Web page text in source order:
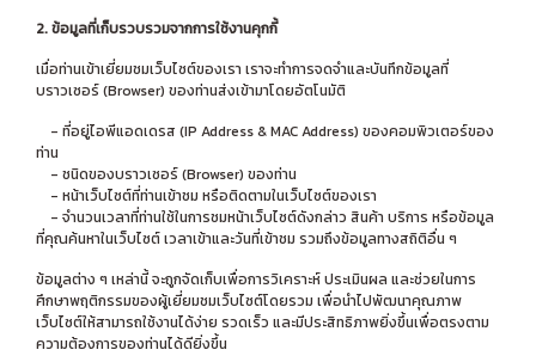
2. ข้อมูลที่เก็บรวบรวมจากการใช้งานคุกกี้
เมื่อท่านเข้าเยี่ยมชมเว็บไซต์ของเรา เราจะทำการจดจำและบันทึกข้อมูลที่
บราวเซอร์ (Browser) ของท่านส่งเข้ามาโดยอัตโนมัติ
- ที่อยู่ไอพีแอดเดรส (IP Address & MAC Address) ของคอมพิวเตอร์ของ
ท่าน
- ชนิดของบราวเซอร์ (Browser) ของท่าน
- หน้าเว็บไซต์ที่ท่านเข้าชม หรือติดตามในเว็บไซต์ของเรา
- จำนวนเวลาที่ท่านใช้ในการชมหน้าเว็บไซต์ดังกล่าว สินค้า บริการ หรือข้อมูล
ที่คุณค้นหาในเว็บไซต์ เวลาเข้าและวันที่เข้าชม รวมถึงข้อมูลทางสถิติอื่น ๆ
ข้อมูลต่าง ๆ เหล่านี้ จะถูกจัดเก็บเพื่อการวิเคราะห์ ประเมินผล และช่วยในการ
ศึกษาพฤติกรรมของผู้เยี่ยมชมเว็บไซต์โดยรวม เพื่อนำไปพัฒนาคุณภาพ
เว็บไซต์ให้สามารถใช้งานได้ง่าย รวดเร็ว และมีประสิทธิภาพยิ่งขึ้นเพื่อตรงตาม
ความต้องการของท่านได้ดียิ่งขึ้น